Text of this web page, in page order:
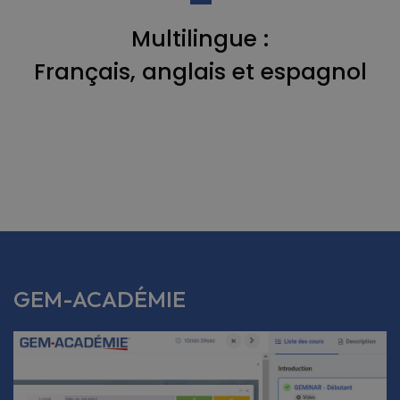
Multilingue :
Français, anglais et espagnol
GEM-ACADÉMIE